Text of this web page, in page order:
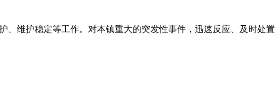
、维护稳定等工作。对本镇重大的突发性事件，迅速反应、及时处